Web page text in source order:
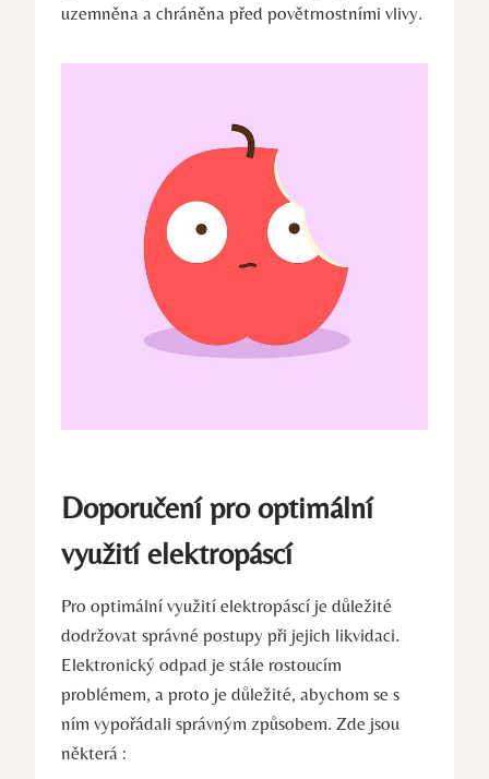
uzemněna a chráněna před povětrnostními vlivy.
Doporučení pro optimální
využití elektropáscí
Pro optimální využití elektropáscí je důležité
dodržovat správné postupy při jejich likvidaci.
Elektronický odpad je stále rostoucím
problémem, a proto je důležité, abychom se s
ním vypořádali správným způsobem. Zde jsou
některá :